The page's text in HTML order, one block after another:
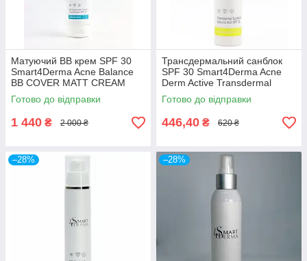
Матуючий ВВ крем SPF 30
Smart4Derma Acne Balance
BB COVER MATT CREAM
230мл
Готово до відправки
1 440 ₴ 2 000 ₴
Трансдермальний санблок
SPF 30 Smart4Derma Acne
Derm Active Transdermal
Sunblock Sebocontrol Cream
Готово до відправки
446,40 ₴ 620 ₴
–28% –28%